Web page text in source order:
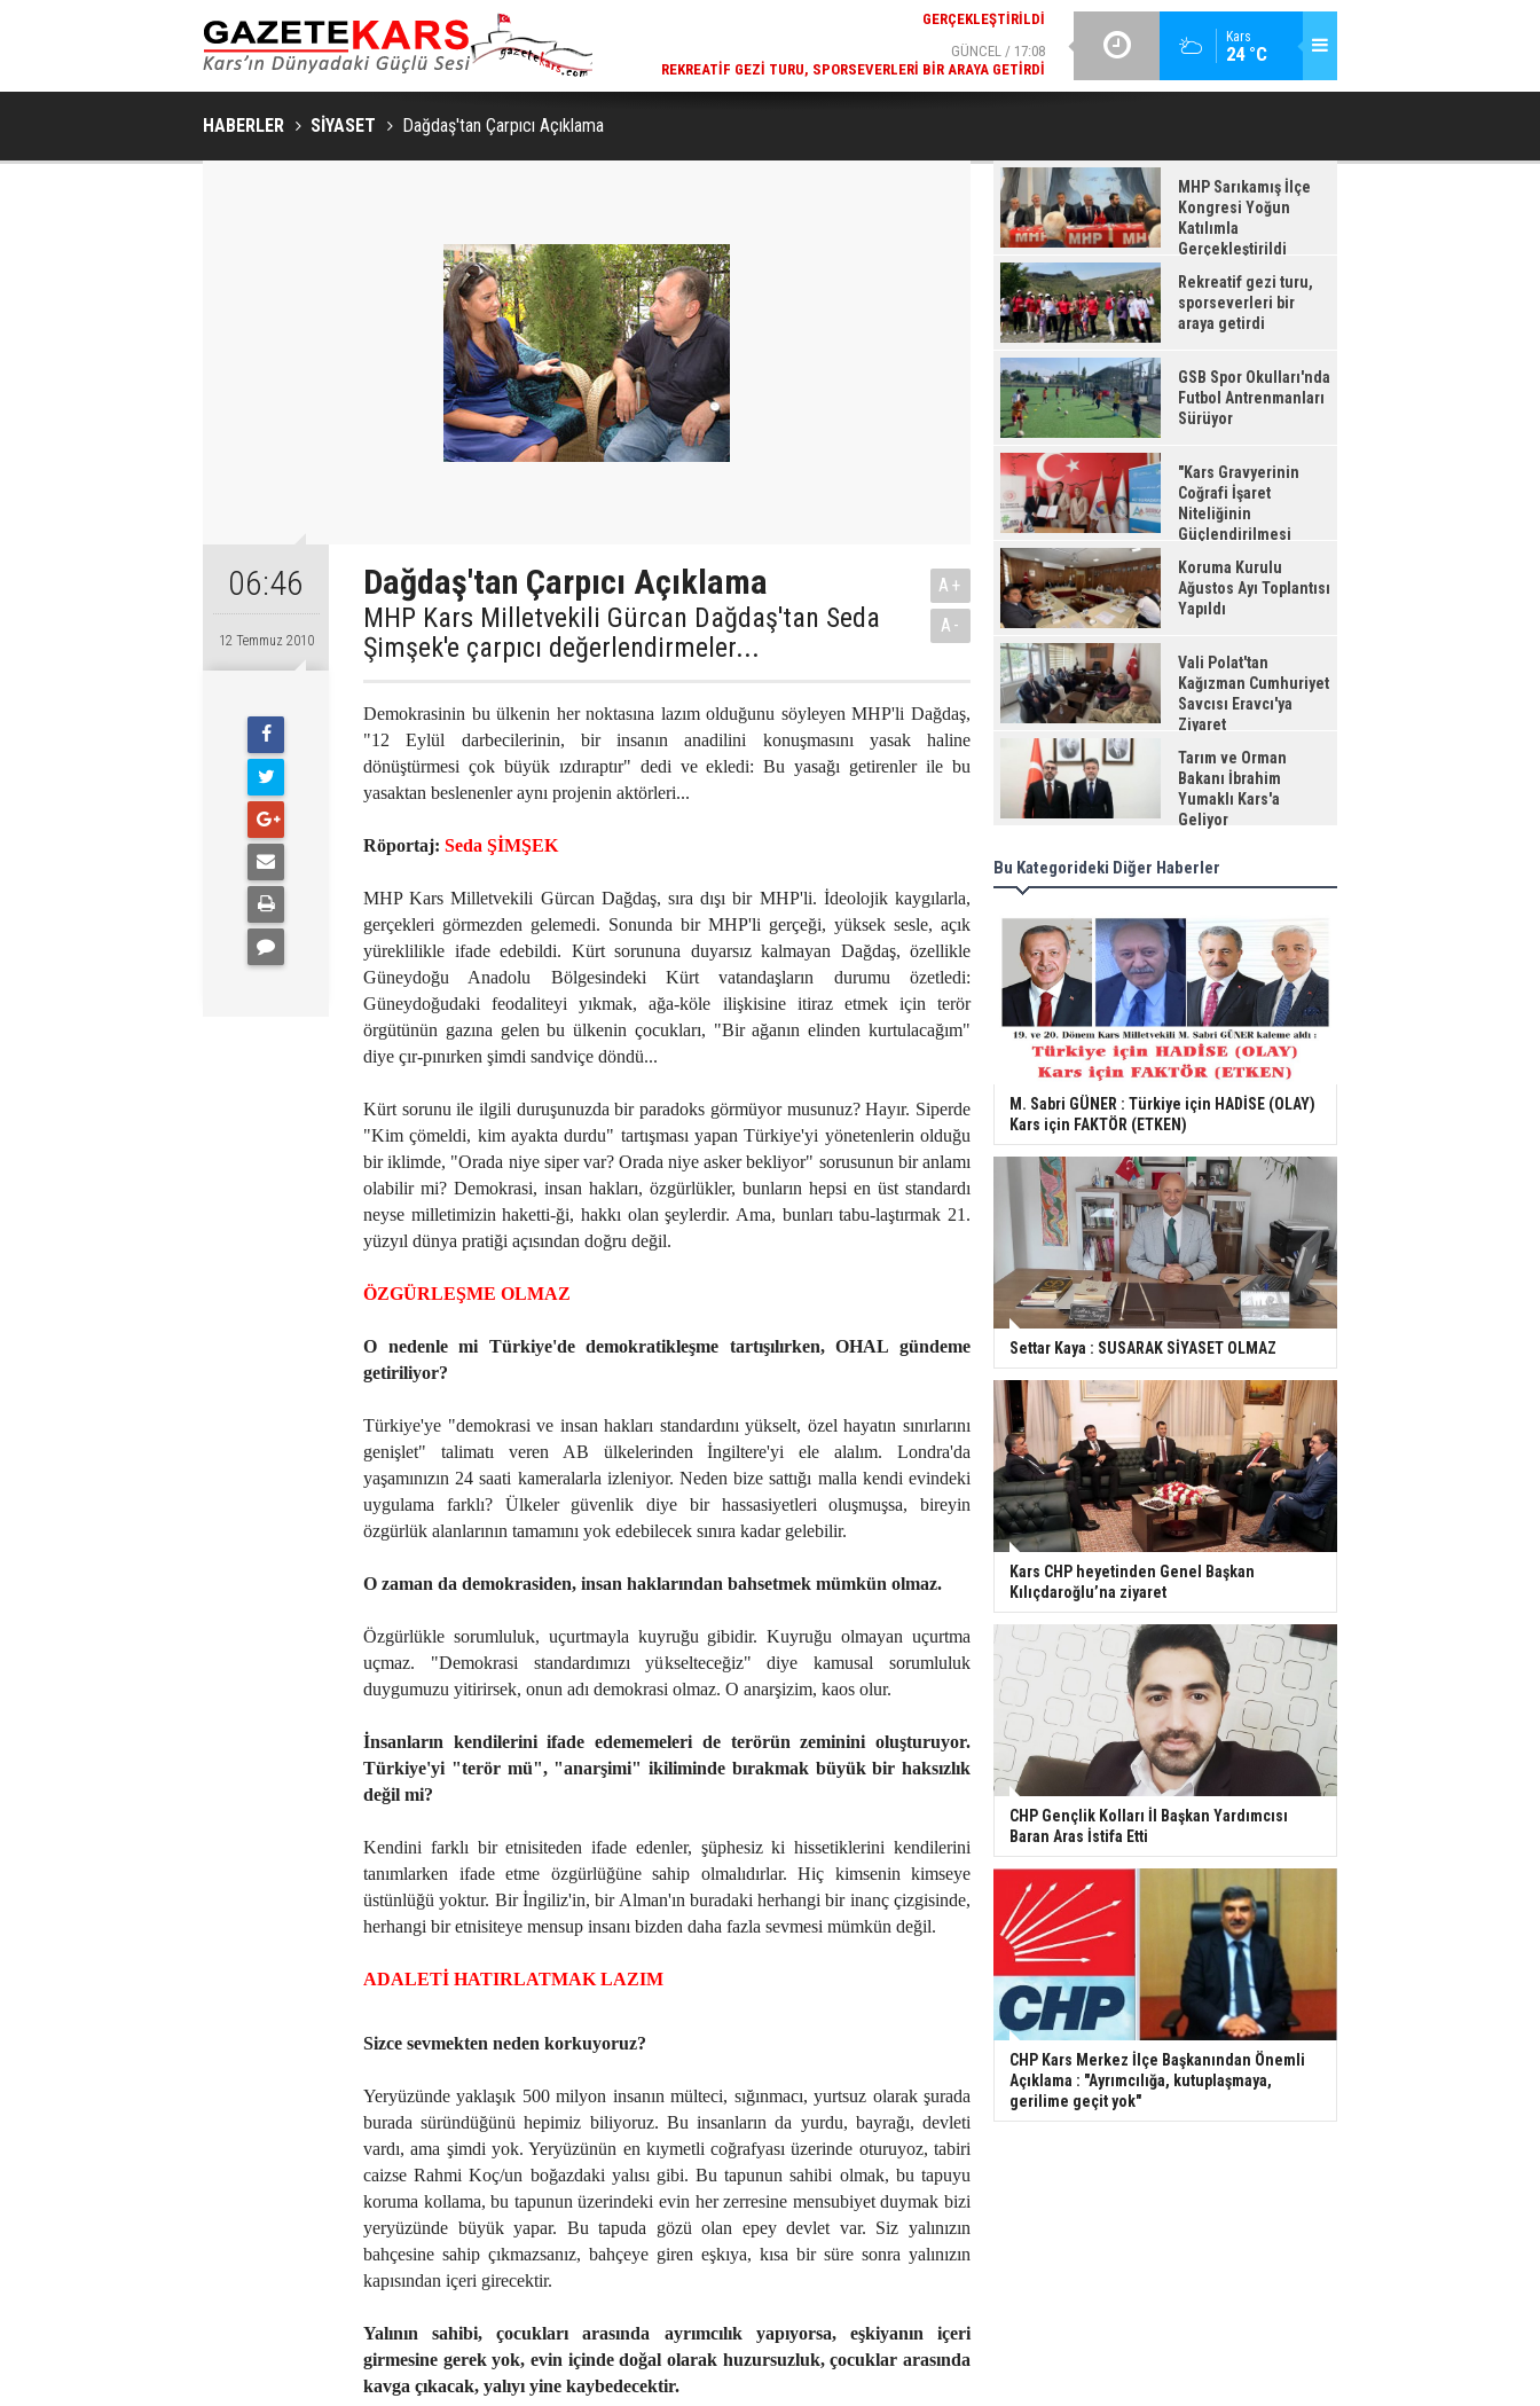
Kars
24 °C
MHP SARIKAMIŞ İLÇE KONGRESI YOĞUN KATILIMLA
GERÇEKLEŞTIRILDI
REKREATIF GEZI TURU, SPORSEVERLERI BIR ARAYA GETIRDI
GSB SPOR OKULLARI'NDA FUTBOL ANTRENMANLARI SÜRÜYOR
HABERLER SİYASET Dağdaş'tan Çarpıcı Açıklama
06:46
12 Temmuz 2010
Dağdaş'tan Çarpıcı Açıklama
MHP Kars Milletvekili Gürcan Dağdaş'tan Seda
Şimşek'e çarpıcı değerlendirmeler...
A+
A-
Demokrasinin bu ülkenin her noktasına lazım olduğunu söyleyen MHP'li Dağdaş,
"12 Eylül darbecilerinin, bir insanın anadilini konuşmasını yasak haline
dönüştürmesi çok büyük ızdıraptır" dedi ve ekledi: Bu yasağı getirenler ile bu
yasaktan beslenenler aynı projenin aktörleri...
Röportaj: Seda ŞİMŞEK
MHP Kars Milletvekili Gürcan Dağdaş, sıra dışı bir MHP'li. İdeolojik kaygılarla,
gerçekleri görmezden gelemedi. Sonunda bir MHP'li gerçeği, yüksek sesle, açık
yüreklilikle ifade edebildi. Kürt sorununa duyarsız kalmayan Dağdaş, özellikle
Güneydoğu Anadolu Bölgesindeki Kürt vatandaşların durumu özetledi:
Güneydoğudaki feodaliteyi yıkmak, ağa-köle ilişkisine itiraz etmek için terör
örgütünün gazına gelen bu ülkenin çocukları, "Bir ağanın elinden kurtulacağım"
diye çır-pınırken şimdi sandviçe döndü...
Kürt sorunu ile ilgili duruşunuzda bir paradoks görmüyor musunuz? Hayır. Siperde
"Kim çömeldi, kim ayakta durdu" tartışması yapan Türkiye'yi yönetenlerin olduğu
bir iklimde, "Orada niye siper var? Orada niye asker bekliyor" sorusunun bir anlamı
olabilir mi? Demokrasi, insan hakları, özgürlükler, bunların hepsi en üst standardı
neyse milletimizin haketti-ği, hakkı olan şeylerdir. Ama, bunları tabu-laştırmak 21.
yüzyıl dünya pratiği açısından doğru değil.
ÖZGÜRLEŞME OLMAZ
O nedenle mi Türkiye'de demokratikleşme tartışılırken, OHAL gündeme
getiriliyor?
Türkiye'ye "demokrasi ve insan hakları standardını yükselt, özel hayatın sınırlarını
genişlet" talimatı veren AB ülkelerinden İngiltere'yi ele alalım. Londra'da
yaşamınızın 24 saati kameralarla izleniyor. Neden bize sattığı malla kendi evindeki
uygulama farklı? Ülkeler güvenlik diye bir hassasiyetleri oluşmuşsa, bireyin
özgürlük alanlarının tamamını yok edebilecek sınıra kadar gelebilir.
O zaman da demokrasiden, insan haklarından bahsetmek mümkün olmaz.
Özgürlükle sorumluluk, uçurtmayla kuyruğu gibidir. Kuyruğu olmayan uçurtma
uçmaz. "Demokrasi standardımızı yükselteceğiz" diye kamusal sorumluluk
duygumuzu yitirirsek, onun adı demokrasi olmaz. O anarşizim, kaos olur.
İnsanların kendilerini ifade edememeleri de terörün zeminini oluşturuyor.
Türkiye'yi "terör mü", "anarşimi" ikiliminde bırakmak büyük bir haksızlık
değil mi?
Kendini farklı bir etnisiteden ifade edenler, şüphesiz ki hissetiklerini kendilerini
tanımlarken ifade etme özgürlüğüne sahip olmalıdırlar. Hiç kimsenin kimseye
üstünlüğü yoktur. Bir İngiliz'in, bir Alman'ın buradaki herhangi bir inanç çizgisinde,
herhangi bir etnisiteye mensup insanı bizden daha fazla sevmesi mümkün değil.
ADALETİ HATIRLATMAK LAZIM
Sizce sevmekten neden korkuyoruz?
Yeryüzünde yaklaşık 500 milyon insanın mülteci, sığınmacı, yurtsuz olarak şurada
burada süründüğünü hepimiz biliyoruz. Bu insanların da yurdu, bayrağı, devleti
vardı, ama şimdi yok. Yeryüzünün en kıymetli coğrafyası üzerinde oturuyoz, tabiri
caizse Rahmi Koç/un boğazdaki yalısı gibi. Bu tapunun sahibi olmak, bu tapuyu
koruma kollama, bu tapunun üzerindeki evin her zerresine mensubiyet duymak bizi
yeryüzünde büyük yapar. Bu tapuda gözü olan epey devlet var. Siz yalınızın
bahçesine sahip çıkmazsanız, bahçeye giren eşkıya, kısa bir süre sonra yalınızın
kapısından içeri girecektir.
Yalının sahibi, çocukları arasında ayrımcılık yapıyorsa, eşkiyanın içeri
girmesine gerek yok, evin içinde doğal olarak huzursuzluk, çocuklar arasında
kavga çıkacak, yalıyı yine kaybedecektir.
MHP Sarıkamış İlçe
Kongresi Yoğun
Katılımla
Gerçekleştirildi
Rekreatif gezi turu,
sporseverleri bir
araya getirdi
GSB Spor Okulları'nda
Futbol Antrenmanları
Sürüyor
"Kars Gravyerinin
Coğrafi İşaret
Niteliğinin
Güçlendirilmesi
Projesi"
Koruma Kurulu
Ağustos Ayı Toplantısı
Yapıldı
Vali Polat'tan
Kağızman Cumhuriyet
Savcısı Eravcı'ya
Ziyaret
Tarım ve Orman
Bakanı İbrahim
Yumaklı Kars'a
Geliyor
Bu Kategorideki Diğer Haberler
M. Sabri GÜNER : Türkiye için HADİSE (OLAY)
Kars için FAKTÖR (ETKEN)
Settar Kaya : SUSARAK SİYASET OLMAZ
Kars CHP heyetinden Genel Başkan
Kılıçdaroğlu’na ziyaret
CHP Gençlik Kolları İl Başkan Yardımcısı
Baran Aras İstifa Etti
CHP Kars Merkez İlçe Başkanından Önemli
Açıklama : "Ayrımcılığa, kutuplaşmaya,
gerilime geçit yok"